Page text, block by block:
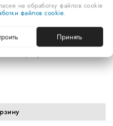
18KCP-1721 Italia-23
на обработку файлов cookie
файлов cookie.
Принять